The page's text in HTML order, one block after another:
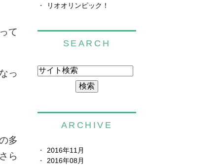
て
っ
多
ら
リオオリンピック！
SEARCH
ARCHIVE
2016年11月
2016年08月